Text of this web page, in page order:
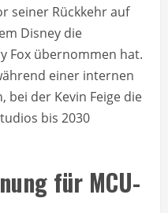
seiner Rückkehr auf
Disney die
Fox übernommen hat.
einer internen
der Kevin Feige die
bis 2030
für MCU-